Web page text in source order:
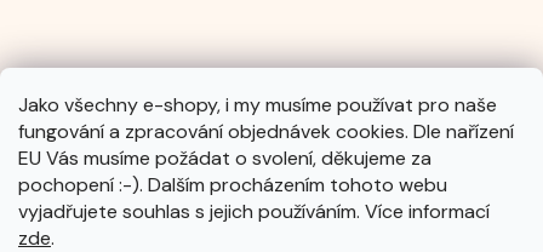
Jako všechny e-shopy, i my musíme používat pro naše
fungování a zpracování objednávek cookies. Dle nařízení
EU Vás musíme požádat o svolení, děkujeme za
pochopení :-). Dalším procházením tohoto webu
vyjadřujete souhlas s jejich používáním. Více informací
zde.
Sledovat na Instagramu